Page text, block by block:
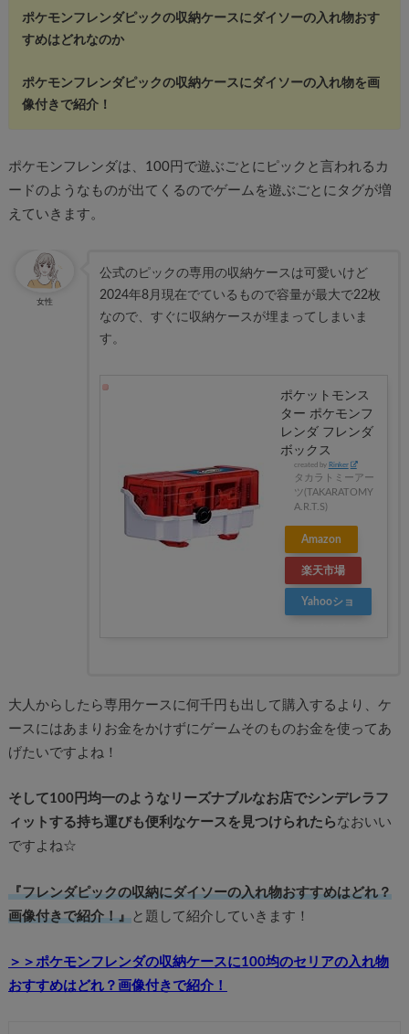
ポケモンフレンダピックの収納ケースにダイソーの入れ物おす
すめはどれなのか
ポケモンフレンダピックの収納ケースにダイソーの入れ物を画
像付きで紹介！
ポケモンフレンダは、100円で遊ぶごとにピックと言われるカ
ードのようなものが出てくるのでゲームを遊ぶごとにタグが増
えていきます。
女性
公式のピックの専用の収納ケースは可愛いけど
2024年8月現在でているもので容量が最大で22枚
なので、すぐに収納ケースが埋まってしまいま
す。
ポケットモンス
ター ポケモンフ
レンダ フレンダ
ボックス
created by Rinker
タカラトミーアー
ツ(TAKARATOMY
A.R.T.S)
Amazon
楽天市場
Yahooショ
大人からしたら専用ケースに何千円も出して購入するより、ケ
ースにはあまりお金をかけずにゲームそのものお金を使ってあ
げたいですよね！
そして100円均一のようなリーズナブルなお店でシンデレラフ
ィットする持ち運びも便利なケースを見つけられたら なおいい
ですよね☆
『フレンダピックの収納にダイソーの入れ物おすすめはどれ？
画像付きで紹介！』と題して紹介していきます！
＞＞ポケモンフレンダの収納ケースに100均のセリアの入れ物
おすすめはどれ？画像付きで紹介！